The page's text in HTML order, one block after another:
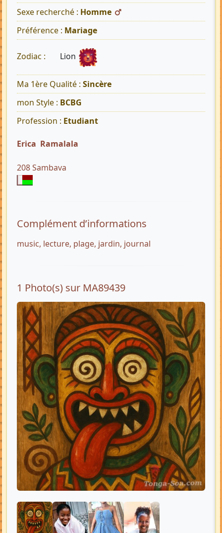
Sexe recherché : Homme
Préférence : Mariage
Zodiac : Lion
Ma 1ère Qualité : Sincère
mon Style : BCBG
Profession : Etudiant
Erica Ramalala
208 Sambava
Complément d’informations
music, lecture, plage, jardin, journal
1 Photo(s) sur MA89439